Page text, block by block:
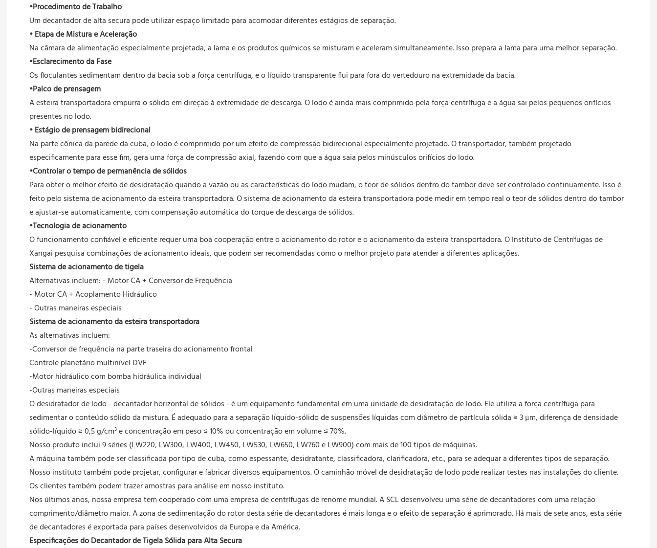
•Procedimento de Trabalho
Um decantador de alta secura pode utilizar espaço limitado para acomodar diferentes estágios de separação.
• Etapa de Mistura e Aceleração
Na câmara de alimentação especialmente projetada, a lama e os produtos químicos se misturam e aceleram simultaneamente. Isso prepara a lama para uma melhor separação.
•Esclarecimento da Fase
Os floculantes sedimentam dentro da bacia sob a força centrífuga, e o líquido transparente flui para fora do vertedouro na extremidade da bacia.
•Palco de prensagem
A esteira transportadora empurra o sólido em direção à extremidade de descarga. O lodo é ainda mais comprimido pela força centrífuga e a água sai pelos pequenos orifícios
presentes no lodo.
• Estágio de prensagem bidirecional
Na parte cônica da parede da cuba, o lodo é comprimido por um efeito de compressão bidirecional especialmente projetado. O transportador, também projetado
especificamente para esse fim, gera uma força de compressão axial, fazendo com que a água saia pelos minúsculos orifícios do lodo.
•Controlar o tempo de permanência de sólidos
Para obter o melhor efeito de desidratação quando a vazão ou as características do lodo mudam, o teor de sólidos dentro do tambor deve ser controlado continuamente. Isso é
feito pelo sistema de acionamento da esteira transportadora. O sistema de acionamento da esteira transportadora pode medir em tempo real o teor de sólidos dentro do tambor
e ajustar-se automaticamente, com compensação automática do torque de descarga de sólidos.
•Tecnologia de acionamento
O funcionamento confiável e eficiente requer uma boa cooperação entre o acionamento do rotor e o acionamento da esteira transportadora. O Instituto de Centrífugas de
Xangai pesquisa combinações de acionamento ideais, que podem ser recomendadas como o melhor projeto para atender a diferentes aplicações.
Sistema de acionamento de tigela
Alternativas incluem: - Motor CA + Conversor de Frequência
- Motor CA + Acoplamento Hidráulico
- Outras maneiras especiais
Sistema de acionamento da esteira transportadora
As alternativas incluem:
-Conversor de frequência na parte traseira do acionamento frontal
Controle planetário multinível DVF
-Motor hidráulico com bomba hidráulica individual
-Outras maneiras especiais
O desidratador de lodo - decantador horizontal de sólidos - é um equipamento fundamental em uma unidade de desidratação de lodo. Ele utiliza a força centrífuga para
sedimentar o conteúdo sólido da mistura. É adequado para a separação líquido-sólido de suspensões líquidas com diâmetro de partícula sólida ≥ 3 μm, diferença de densidade
sólido-líquido ≥ 0,5 g/cm³ e concentração em peso ≤ 10% ou concentração em volume ≤ 70%.
Nosso produto inclui 9 séries (LW220, LW300, LW400, LW450, LW530, LW650, LW760 e LW900) com mais de 100 tipos de máquinas.
A máquina também pode ser classificada por tipo de cuba, como espessante, desidratante, classificadora, clarificadora, etc., para se adequar a diferentes tipos de separação.
Nosso instituto também pode projetar, configurar e fabricar diversos equipamentos. O caminhão móvel de desidratação de lodo pode realizar testes nas instalações do cliente.
Os clientes também podem trazer amostras para análise em nosso instituto.
Nos últimos anos, nossa empresa tem cooperado com uma empresa de centrífugas de renome mundial. A SCL desenvolveu uma série de decantadores com uma relação
comprimento/diâmetro maior. A zona de sedimentação do rotor desta série de decantadores é mais longa e o efeito de separação é aprimorado. Há mais de sete anos, esta série
de decantadores é exportada para países desenvolvidos da Europa e da América.
Especificações do Decantador de Tigela Sólida para Alta Secura